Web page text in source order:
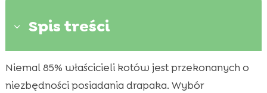
3 Spis treści
 Dlaczego drapak jest ważny dla kocięcia?
 Rodzaje drapaków dla kotów
Niemal 85% właścicieli kotów jest przekonanych o
niezbędności posiadania drapaka. Wybór